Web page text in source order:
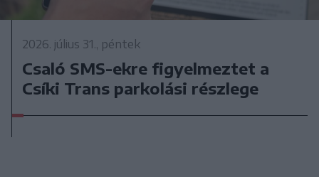
2026. július 31., péntek
Csaló SMS-ekre figyelmeztet a
Csíki Trans parkolási részlege